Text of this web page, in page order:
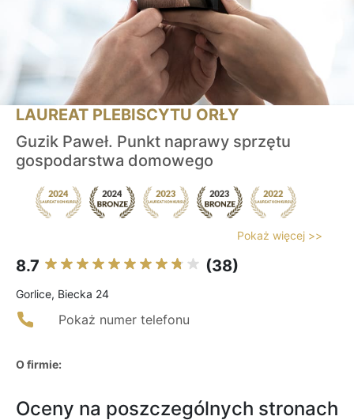
LAUREAT PLEBISCYTU ORŁY
Guzik Paweł. Punkt naprawy sprzętu
gospodarstwa domowego
Pokaż więcej >>
8.7 (38)
Gorlice, Biecka 24
Pokaż numer telefonu
O firmie:
Oceny na poszczególnych stronach